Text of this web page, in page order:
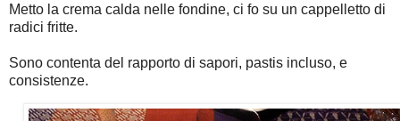
Metto la crema calda nelle fondine, ci fo su un cappelletto di
radici fritte.
Sono contenta del rapporto di sapori, pastis incluso, e
consistenze.